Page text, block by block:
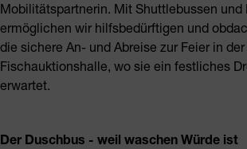
Mobilitätspartnerin. Mit Shuttlebussen und
ermöglichen wir hilfsbedürftigen und
die sichere An- und Abreise zur Feier in der
Fischauktionshalle, wo sie ein festliches
erwartet.
Der Duschbus - weil waschen Würde ist